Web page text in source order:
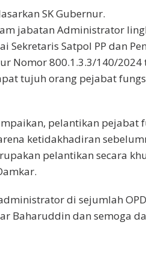
SK Gubernur.
jabatan Administrator
Sekretaris Satpol PP dan
Nomor 800.1.3.3/140/2024
tujuh orang pejabat
pelantikan pejabat
ketidakhadiran
pelantikan secara
di sejumlah
Baharuddin dan semoga